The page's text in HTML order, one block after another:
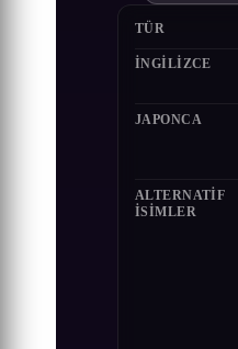
TÜR
İNGILIZCE
JAPONCA
ALTERNATIF
ISIMLER